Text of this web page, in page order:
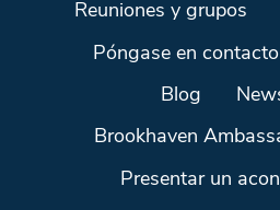
Reuniones y grupos
Póngase en
Blog
Brookhaven
Presentar un